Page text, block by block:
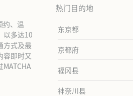
约、温
以多达10
方式及最
容即时又
热门目的地
东京都
京都府
福冈县
神奈川县